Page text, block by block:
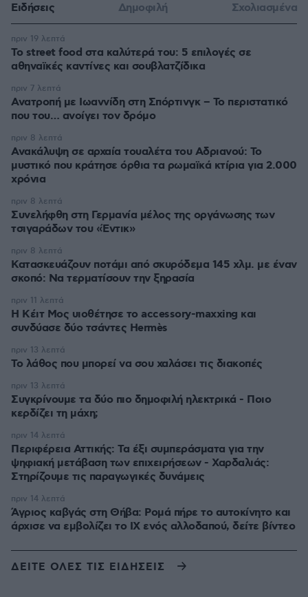
Ειδήσεις Δημοφιλή Σχολιασμένα
Το street food στα καλύτερά του: 5 επιλογές σε
αθηναϊκές καντίνες και σουβλατζίδικα
πριν 19 λεπτά
Ανατροπή με Ιωαννίδη στη Σπόρτινγκ – Το περιστατικό
που του… ανοίγει τον δρόμο
πριν 7 λεπτά
Ανακάλυψη σε αρχαία τουαλέτα του Αδριανού: Το
μυστικό που κράτησε όρθια τα ρωμαϊκά κτίρια για 2.000
χρόνια
πριν 8 λεπτά
Συνελήφθη στη Γερμανία μέλος της οργάνωσης των
τσιγαράδων του «Έντικ»
πριν 8 λεπτά
Κατασκευάζουν ποτάμι από σκυρόδεμα 145 χλμ. με έναν
σκοπό: Να τερματίσουν την ξηρασία
πριν 8 λεπτά
Η Κέιτ Μος υιοθέτησε τo accessory-maxxing και
συνδύασε δύο τσάντες Hermès
πριν 11 λεπτά
Το λάθος που μπορεί να σου χαλάσει τις διακοπές
πριν 13 λεπτά
Συγκρίνουμε τα δύο πιο δημοφιλή ηλεκτρικά - Ποιο
κερδίζει τη μάχη;
πριν 13 λεπτά
Περιφέρεια Αττικής: Τα έξι συμπεράσματα για την
ψηφιακή μετάβαση των επιχειρήσεων - Χαρδαλιάς:
Στηρίζουμε τις παραγωγικές δυνάμεις
πριν 14 λεπτά
Άγριος καβγάς στη Θήβα: Ρομά πήρε το αυτοκίνητο και
άρχισε να εμβολίζει το ΙΧ ενός αλλοδαπού, δείτε βίντεο
πριν 14 λεπτά
ΔΕΙΤΕ ΟΛΕΣ ΤΙΣ ΕΙΔΗΣΕΙΣ